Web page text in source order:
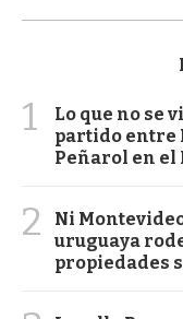
1
Lo que no se
partido entre
Peñarol en el
2
Ni
uruguaya
propiedades